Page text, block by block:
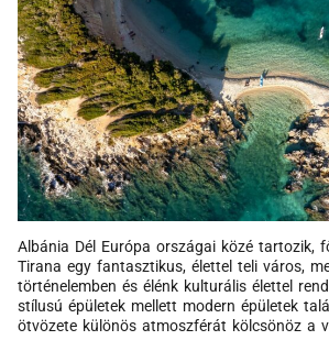
Albánia Dél Európa országai közé tartozik,
Tirana egy fantasztikus, élettel teli város,
történelemben és élénk kulturális élettel
stílusú épületek mellett modern épületek
ötvözete különös atmoszférát kölcsönöz a